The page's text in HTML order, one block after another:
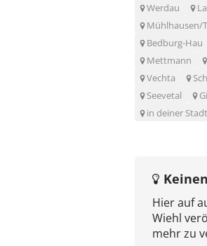
Werdau
Mühlhausen/
Bedburg-Hau
Mettmann
Vechta
Seevetal
in deiner Stadt
Hier auf
Wiehl
mehr zu